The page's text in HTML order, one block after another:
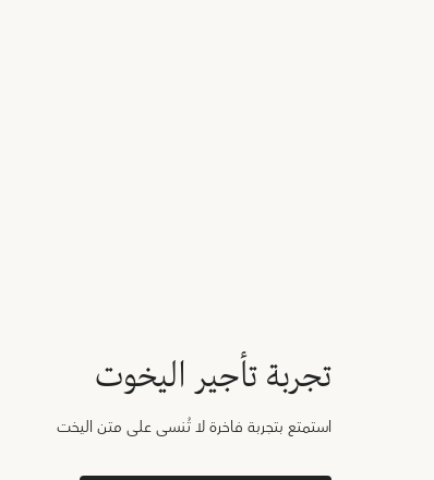
تجربة تأجير اليخوت
استمتع بتجربة فاخرة لا تُنسى على متن اليخت